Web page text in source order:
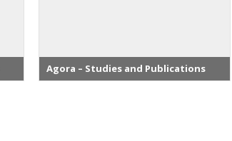
Agora – Studies and Publications